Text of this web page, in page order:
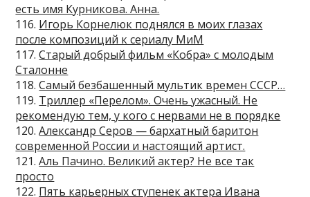
есть имя Курникова. Анна.
116. Игорь Корнелюк поднялся в моих глазах
после композиций к сериалу МиМ
117.Старый добрый фильм «Кобра» с молодым
Сталонне
118.Самый безбашенный мультик времен СССР…
119. Триллер «Перелом». Очень ужасный. Не
рекомендую тем, у кого с нервами не в порядке
120.Александр Серов — бархатный баритон
современной России и настоящий артист.
121.Аль Пачино. Великий актер? Не все так
просто
122. Пять карьерных ступенек актера Ивана